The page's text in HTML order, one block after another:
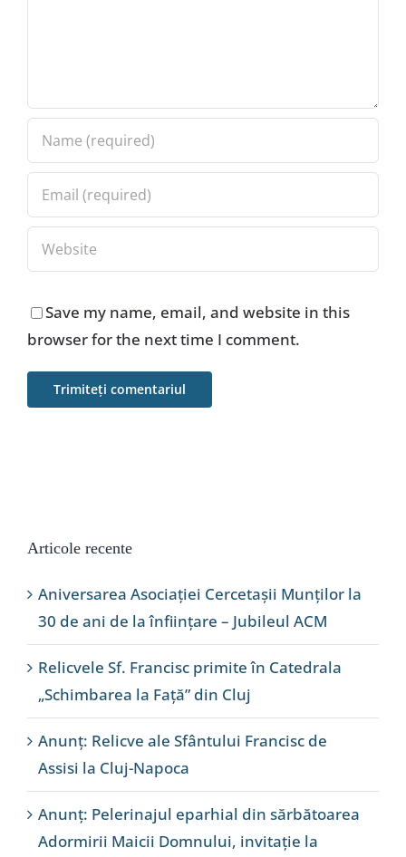
Save my name, email, and website in this
browser for the next time I comment.
Articole recente
Aniversarea Asociației Cercetașii Munților la
30 de ani de la înființare – Jubileul ACM
Relicvele Sf. Francisc primite în Catedrala
„Schimbarea la Față” din Cluj
Anunț: Relicve ale Sfântului Francisc de
Assisi la Cluj-Napoca
Anunț: Pelerinajul eparhial din sărbătoarea
Adormirii Maicii Domnului, invitație la